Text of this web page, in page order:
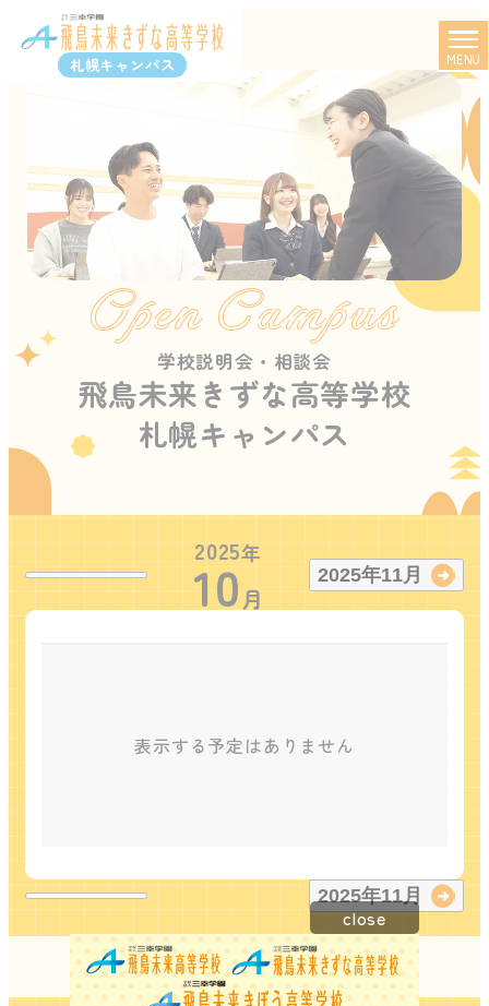
札幌キャンパス MENU
Open Campus
学校説明会・相談会
飛鳥未来きずな高等学校
札幌キャンパス
2025年
10月
2025年11月
表示する予定はありません
2025年11月
close